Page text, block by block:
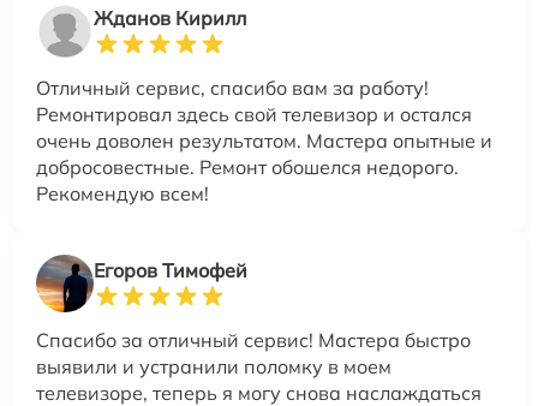
Жданов Кирилл
Отличный сервис, спасибо вам за работу!
Ремонтировал здесь свой телевизор и остался
очень доволен результатом. Мастера опытные и
добросовестные. Ремонт обошелся недорого.
Рекомендую всем!
Егоров Тимофей
Спасибо за отличный сервис! Мастера быстро
выявили и устранили поломку в моем
телевизоре, теперь я могу снова наслаждаться